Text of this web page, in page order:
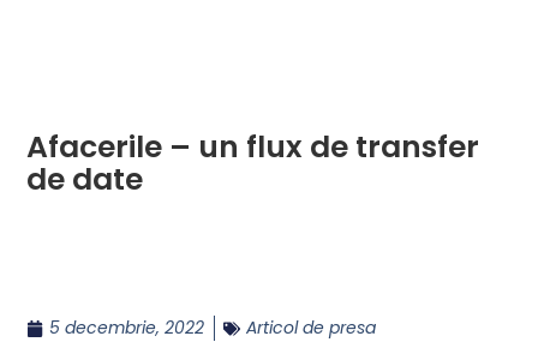
Afacerile – un flux de transfer
de date
5 decembrie, 2022 Articol de presa